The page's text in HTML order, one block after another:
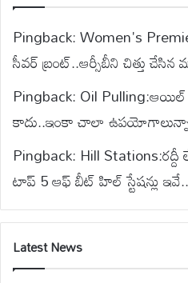
Pingback:Women's
సీవర్ బ్రంట్..ఆర్సీబీని చిత్తు చేసిన
Pingback:Oil Pulling:ఆయిల్
కాదు..ఇంకా చాలా
Pingback: Hill
టాప్ 5 ఆఫ్ బీట్ హిల్ స్టేషన్లు ఇవే..
Latest News